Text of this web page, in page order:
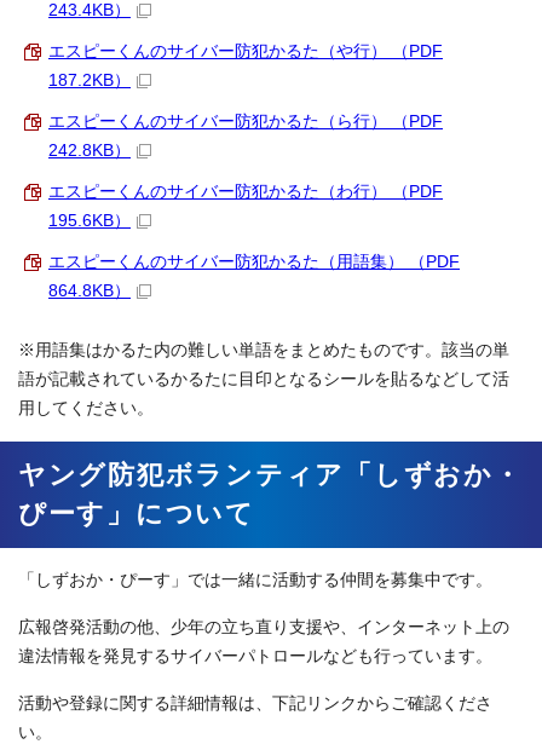
243.4KB）
エスピーくんのサイバー防犯かるた（や行） （PDF
187.2KB）
エスピーくんのサイバー防犯かるた（ら行） （PDF
242.8KB）
エスピーくんのサイバー防犯かるた（わ行） （PDF
195.6KB）
エスピーくんのサイバー防犯かるた（用語集） （PDF
864.8KB）
※用語集はかるた内の難しい単語をまとめたものです。該当の単
語が記載されているかるたに目印となるシールを貼るなどして活
用してください。
ヤング防犯ボランティア「しずおか・
ぴーす」について
「しずおか・ぴーす」では一緒に活動する仲間を募集中です。
広報啓発活動の他、少年の立ち直り支援や、インターネット上の
違法情報を発見するサイバーパトロールなども行っています。
活動や登録に関する詳細情報は、下記リンクからご確認くださ
い。